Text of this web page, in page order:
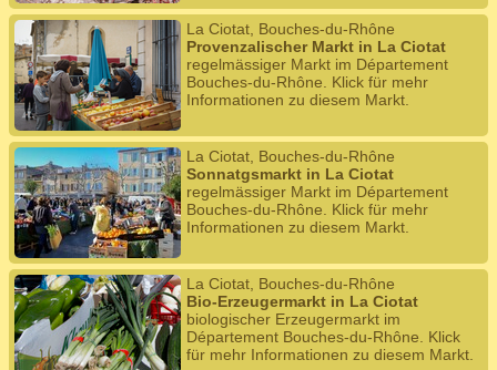
La Ciotat, Bouches-du-Rhône
Provenzalischer Markt in La Ciotat
regelmässiger Markt im Département
Bouches-du-Rhône. Klick für mehr
Informationen zu diesem Markt.
La Ciotat, Bouches-du-Rhône
Sonnatgsmarkt in La Ciotat
regelmässiger Markt im Département
Bouches-du-Rhône. Klick für mehr
Informationen zu diesem Markt.
La Ciotat, Bouches-du-Rhône
Bio-Erzeugermarkt in La Ciotat
biologischer Erzeugermarkt im
Département Bouches-du-Rhône. Klick
für mehr Informationen zu diesem Markt.